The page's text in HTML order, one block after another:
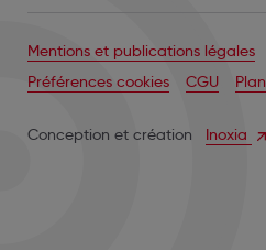
Mentions et publications légales
Préférences cookies
CGU
Conception et création Inoxia